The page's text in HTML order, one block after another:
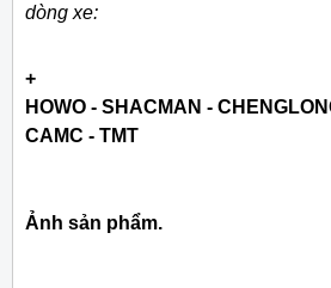
dòng xe:
+
HOWO - SHACMAN -
CAMC - TMT
Ảnh sản phẩm.